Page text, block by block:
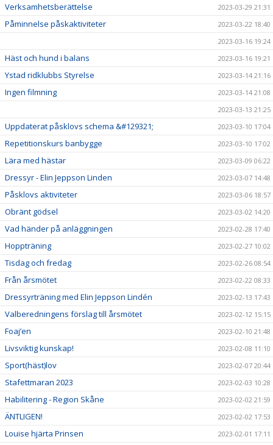
Verksamhetsberättelse 2023-03-29 21:31
Påminnelse påskaktiviteter
2023-03-22 18:40
2023-03-16 19:24
Häst och hund i balans 2023-03-16 19:21
Ystad ridklubbs Styrelse 2023-03-14 21:16
Ingen filmning
2023-03-14 21:08
2023-03-13 21:25
Uppdaterat påsklovs schema &#129321; 2023-03-10 17:04
Repetitionskurs banbygge 2023-03-10 17:02
Lära med hästar 2023-03-09 06:22
Dressyr - Elin Jeppson Linden 2023-03-07 14:48
Påsklovs aktiviteter 2023-03-06 18:57
Obränt gödsel 2023-03-02 14:20
Vad händer på anläggningen 2023-02-28 17:40
Hoppträning 2023-02-27 10:02
Tisdag och fredag 2023-02-26 08:54
Från årsmötet 2023-02-22 08:33
Dressyrträning med Elin Jeppson Lindén 2023-02-13 17:43
Valberedningens förslag till årsmötet 2023-02-12 15:15
Foaj’en 2023-02-10 21:48
Livsviktig kunskap! 2023-02-08 11:10
Sport(häst)lov 2023-02-07 20:44
Stafettmaran 2023 2023-02-03 10:28
Habilitering - Region Skåne 2023-02-02 21:59
ÄNTLIGEN! 2023-02-02 17:53
Louise hjärta Prinsen 2023-02-01 17:11